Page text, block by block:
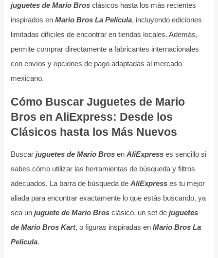
juguetes de Mario Brosclásicos hasta los más recientes
inspirados en Mario Bros La Película, incluyendo ediciones
limitadas difíciles de encontrar en tiendas locales. Además,
permite comprar directamente a fabricantes internacionales
con envíos y opciones de pago adaptadas al mercado
mexicano.
Cómo Buscar Juguetes de Mario
Bros en AliExpress: Desde los
Clásicos hasta los Más Nuevos
Buscar juguetes de Mario Brosen AliExpresses sencillo si
sabes cómo utilizar las herramientas de búsqueda y filtros
adecuados. La barra de búsqueda de AliExpresses tu mejor
aliada para encontrar exactamente lo que estás buscando, ya
sea un juguete de Mario Brosclásico, un set de juguetes
de Mario Bros Kart, o figuras inspiradas en Mario Bros La
Película.